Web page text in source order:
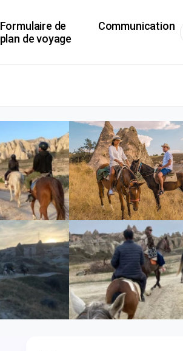
Formulaire de
plan de voyage
Communication